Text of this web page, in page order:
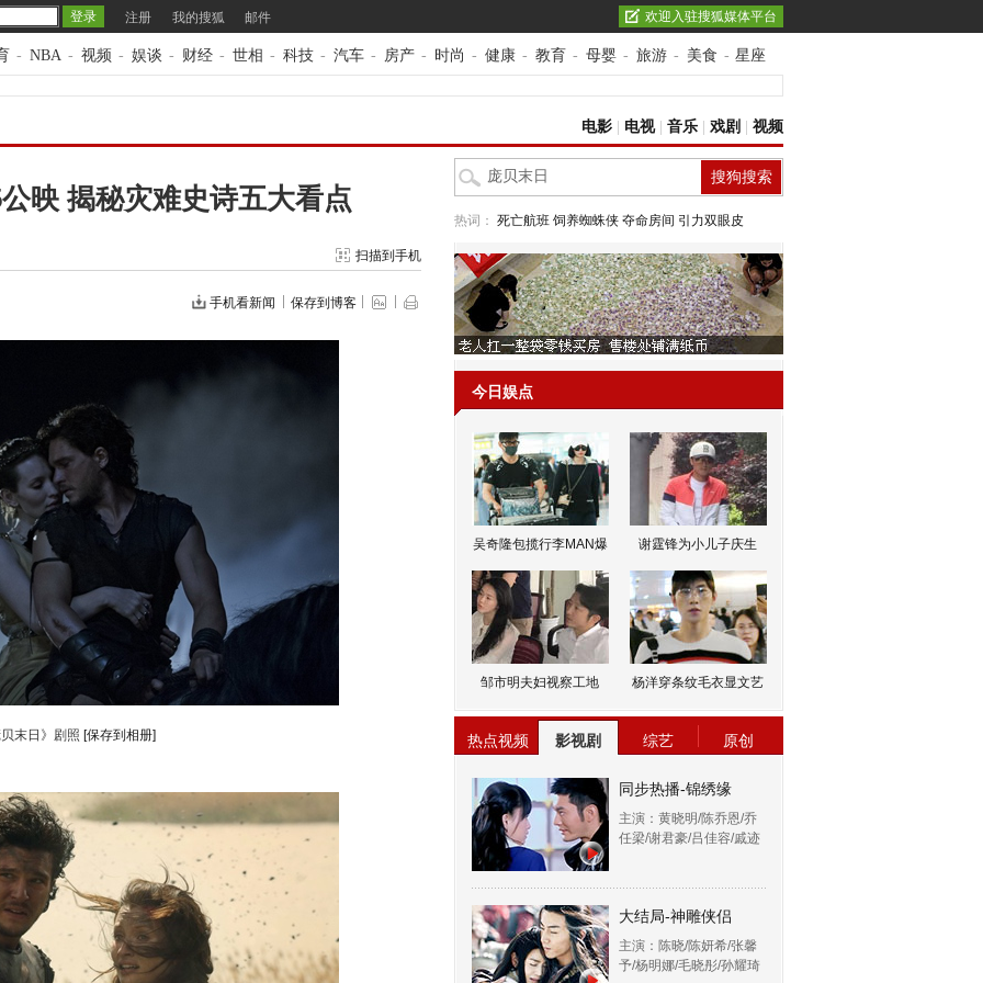
注册 我的搜狐 邮件 欢迎入驻搜狐媒体平台
- NBA - 视频 - 娱谈 - 财经 - 世相 - 科技 - 汽车 - 房产 - 时尚 - 健康 - 教育 - 母婴 - 旅游 - 美食 - 星座
电影 电视| 音乐 戏剧 视频
映 揭秘灾难史诗五大看点
扫描到手机
手机看新闻 保存到博客
末日》剧照 [保存到相册]
热词： 死亡航班 饲养蜘蛛侠 夺命房间 引力双眼皮
今日娱点
吴奇隆包揽行李MAN爆 谢霆锋为小儿子庆生
邹市明夫妇视察工地 杨洋穿条纹毛衣显文艺
热点视频 影视剧 综艺 原创
同步热播-锦绣缘
主演：黄晓明/陈乔恩/乔
任梁/谢君豪/吕佳容/戚迹
大结局-神雕侠侣
主演：陈晓/陈妍希/张馨
予/杨明娜/毛晓彤/孙耀琦